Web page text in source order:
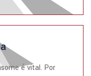
é vital. Por